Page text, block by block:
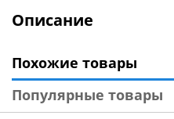
Описание
Похожие товары
Популярные товары